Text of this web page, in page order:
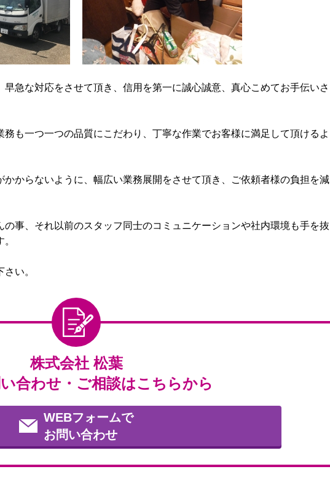
急な対応をさせて頂き、信用を第一に誠心誠意、真心こめてお手伝いさ
も一つ一つの品質にこだわり、丁寧な作業でお客様に満足して頂けるよ
からないように、幅広い業務展開をさせて頂き、ご依頼者様の負担を減
事、それ以前のスタッフ同士のコミュニケーションや社内環境も手を抜
い。
株式会社 松葉
合わせ・ご相談はこちらから
WEBフォームで
お問い合わせ